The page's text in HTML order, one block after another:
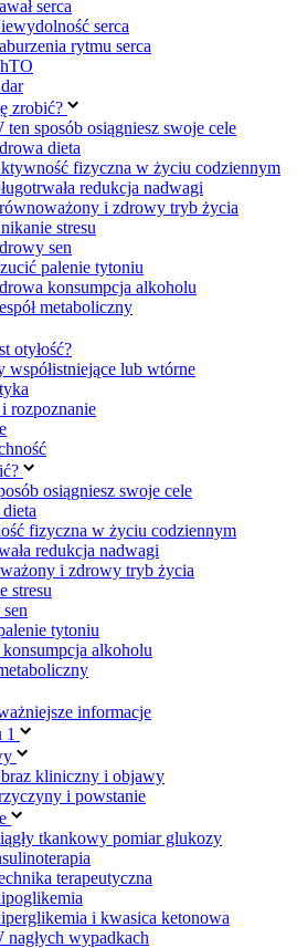
serca
serca
rytmu serca
zrobić?
ten sposób osiągniesz swoje cele
dieta
fizyczna w życiu codziennym
redukcja nadwagi
i zdrowy tryb życia
stresu
sen
palenie tytoniu
konsumpcja alkoholu
metaboliczny
otyłość?
współistniejące lub wtórne
rozpoznanie
osiągniesz swoje cele
fizyczna w życiu codziennym
redukcja nadwagi
i zdrowy tryb życia
stresu
tytoniu
alkoholu
informacje
1
kliniczny i objawy
i powstanie
tkankowy pomiar glukozy
terapeutyczna
i kwasica ketonowa
nagłych wypadkach